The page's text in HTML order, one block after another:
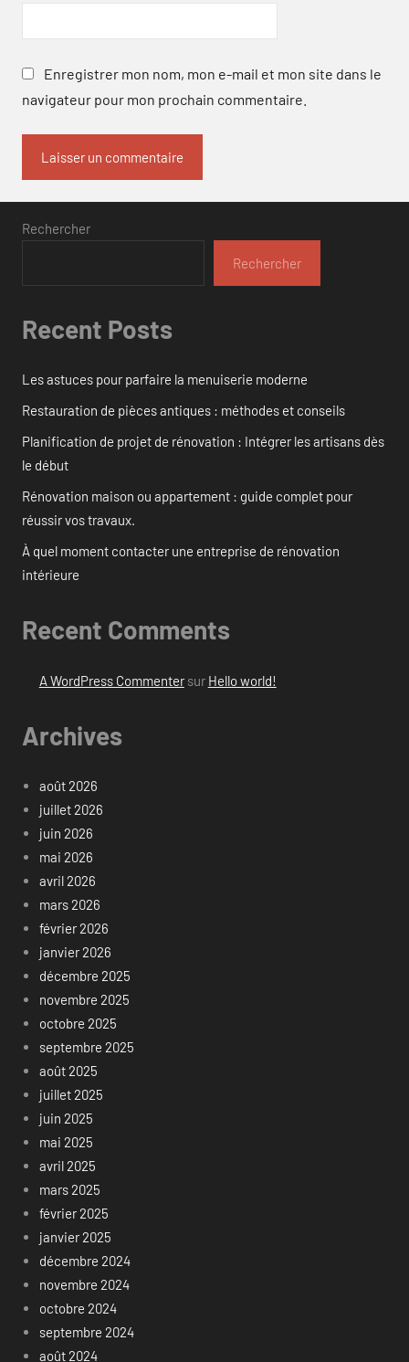
Enregistrer mon nom, mon e-mail et mon site dans le
navigateur pour mon prochain commentaire.
Rechercher
Rechercher
Recent Posts
Les astuces pour parfaire la menuiserie moderne
Restauration de pièces antiques : méthodes et conseils
Planification de projet de rénovation : Intégrer les artisans dès
le début
Rénovation maison ou appartement : guide complet pour
réussir vos travaux.
À quel moment contacter une entreprise de rénovation
intérieure
Recent Comments
A WordPress Commentersur Hello world!
Archives
août 2026
juillet 2026
juin 2026
mai 2026
avril 2026
mars 2026
février 2026
janvier 2026
décembre 2025
novembre 2025
octobre 2025
septembre 2025
août 2025
juillet 2025
juin 2025
mai 2025
avril 2025
mars 2025
février 2025
janvier 2025
décembre 2024
novembre 2024
octobre 2024
septembre 2024
août 2024